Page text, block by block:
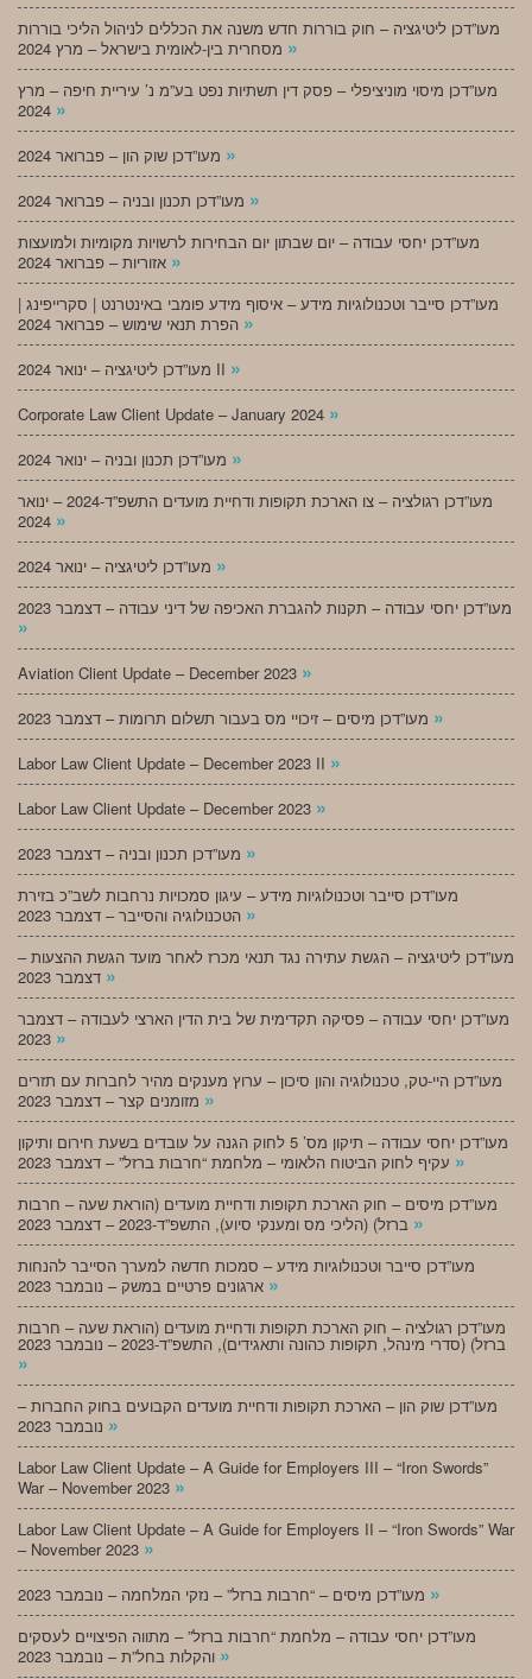
מעו”דכן ליטיגציה – חוק בוררות חדש משנה את הכללים לניהול הליכי בוררות
»
מעו”דכן מיסוי מוניציפלי – פסק דין תשתיות נפט בע”מ נ’ עיריית חיפה – מרץ
»
»
»
מעו”דכן יחסי עבודה – יום שבתון יום הבחירות לרשויות מקומיות ולמועצות
»
מעו”דכן סייבר וטכנולוגיות מידע – איסוף מידע פומבי באינטרנט | סקרייפינג |
»
מעו”דכן ליטיגציה – ינואר 2024 II »
Corporate Law Client Update – January 2024 »
»
מעו”דכן רגולציה – צו הארכת תקופות ודחיית מועדים התשפ”ד-2024 – ינואר
»
»
מעו”דכן יחסי עבודה – תקנות להגברת האכיפה של דיני עבודה – דצמבר 2023
»
Aviation Client Update – December 2023 »
»
Labor Law Client Update – December 2023 II »
Labor Law Client Update – December 2023 »
»
מעו”דכן סייבר וטכנולוגיות מידע – עיגון סמכויות נרחבות לשב”כ בזירת
»
מעו”דכן ליטיגציה – הגשת עתירה נגד תנאי מכרז לאחר מועד הגשת ההצעות –
»
מעו”דכן יחסי עבודה – פסיקה תקדימית של בית הדין הארצי לעבודה – דצמבר
»
מעו”דכן היי-טק, טכנולוגיה והון סיכון – ערוץ מענקים מהיר לחברות עם תזרים
»
מעו”דכן יחסי עבודה – תיקון מס’ 5 לחוק הגנה על עובדים בשעת חירום ותיקון
»
מעו”דכן מיסים – חוק הארכת תקופות ודחיית מועדים (הוראת שעה – חרבות
»
מעו”דכן סייבר וטכנולוגיות מידע – סמכות חדשה למערך הסייבר להנחות
»
מעו”דכן רגולציה – חוק הארכת תקופות ודחיית מועדים (הוראת שעה – חרבות
ברזל) (סדרי מינהל, תקופות כהונה ותאגידים), התשפ”ד-2023 – נובמבר 2023
»
מעו”דכן שוק הון – הארכת תקופות ודחיית מועדים הקבועים בחוק החברות –
»
Labor Law Client Update – A Guide for Employers III – “Iron Swords”
War – November 2023 »
Labor Law Client Update – A Guide for Employers II – “Iron Swords” War
– November 2023 »
»
מעו”דכן יחסי עבודה – מלחמת “חרבות ברזל” – מתווה הפיצויים לעסקים
»